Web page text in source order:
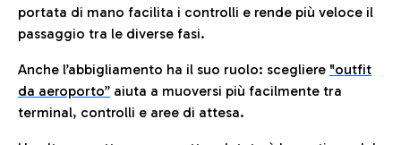
portata di mano facilita i controlli e rende più veloce il
passaggio tra le diverse fasi.
Anche l’abbigliamento ha il suo ruolo: scegliere "outfit
da aeroporto” aiuta a muoversi più facilmente tra
terminal, controlli e aree di attesa.